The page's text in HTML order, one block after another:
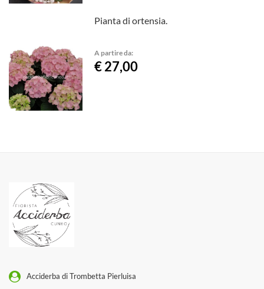
Pianta di ortensia.
A partire da:
€ 27,00
Acciderba di Trombetta Pierluisa